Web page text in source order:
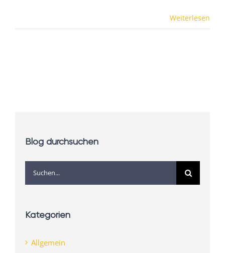
Weiterlesen
Blog durchsuchen
Suche
nach:
Kategorien
Allgemein